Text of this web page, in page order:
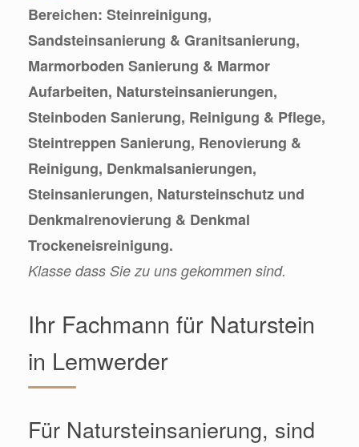
Bereichen: Steinreinigung,
Sandsteinsanierung & Granitsanierung,
Marmorboden Sanierung & Marmor
Aufarbeiten, Natursteinsanierungen,
Steinboden Sanierung, Reinigung & Pflege,
Steintreppen Sanierung, Renovierung &
Reinigung, Denkmalsanierungen,
Steinsanierungen, Natursteinschutz und
Denkmalrenovierung & Denkmal
Trockeneisreinigung.
Klasse dass Sie zu uns gekommen sind.
Ihr Fachmann für Naturstein
in Lemwerder
Für Natursteinsanierung, sind